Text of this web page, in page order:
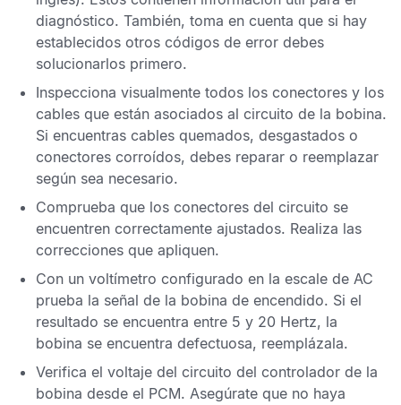
diagnóstico. También, toma en cuenta que si hay
establecidos otros códigos de error debes
solucionarlos primero.
Inspecciona visualmente todos los conectores y los
cables que están asociados al circuito de la bobina.
Si encuentras cables quemados, desgastados o
conectores corroídos, debes reparar o reemplazar
según sea necesario.
Comprueba que los conectores del circuito se
encuentren correctamente ajustados. Realiza las
correcciones que apliquen.
Con un voltímetro configurado en la escale de AC
prueba la señal de la bobina de encendido. Si el
resultado se encuentra entre 5 y 20 Hertz, la
bobina se encuentra defectuosa, reemplázala.
Verifica el voltaje del circuito del controlador de la
bobina desde el PCM. Asegúrate que no haya